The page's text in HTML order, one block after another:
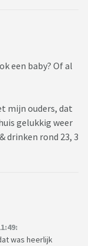
een baby? Of al
mijn ouders, dat
gelukkig weer
drinken rond 23, 3
was heerlijk